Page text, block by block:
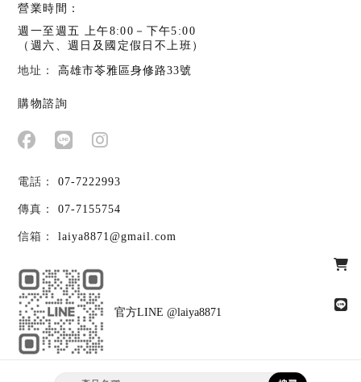
營業時間：
週一至週五 上午8:00－下午5:00
（週六、週日及國定假日不上班）
高雄市苓雅區身修路33號
購物諮詢
07-7222993
07-7155754
laiya8871@gmail.com
官方LINE @laiya8871